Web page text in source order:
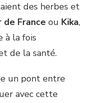
des herbes et
de France ou Kika,
à la fois
de la santé.
un pont entre
avec cette